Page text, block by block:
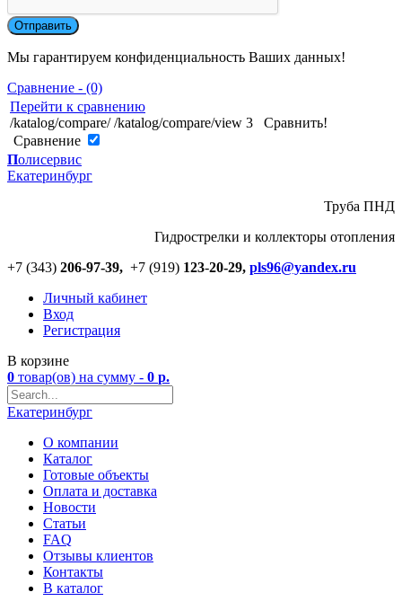
Мы гарантируем конфиденциальность Ваших данных!
Сравнение - (0)
Перейти к сравнению
/katalog/compare/ /katalog/compare/view 3
Сравнить!
Cравнение
Полисервис
Екатеринбург
Труба ПНД
Гидрострелки и коллекторы отопления
+7 (343) 206-97-39, +7 (919) 123-20-29, pls96@yandex.ru
Личный кабинет
Вход
Регистрация
В корзине
0 товар(ов) на сумму - 0 р.
Екатеринбург
О компании
Каталог
Готовые объекты
Оплата и доставка
Новости
Статьи
FAQ
Отзывы клиентов
Контакты
В каталог